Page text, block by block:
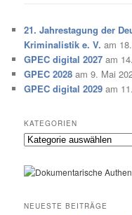
21. Jahrestagung der
Kriminalistik e. V. am
GPEC digital 2027 am
GPEC 2028 am 9. Mai
GPEC digital 2029 am
KATEGORIEN
Kategorien
NEUESTE BEITRÄGE